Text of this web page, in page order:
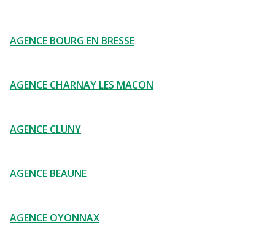
AGENCE BOURG EN BRESSE
AGENCE CHARNAY LES MACON
AGENCE CLUNY
AGENCE BEAUNE
AGENCE OYONNAX